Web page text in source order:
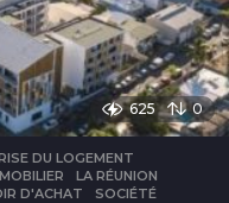
625 0
DU LOGEMENT
,LA RÉUNION
D'ACHAT ,SOCIÉTÉ